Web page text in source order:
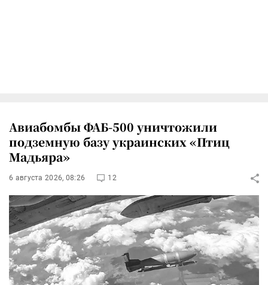
Авиабомбы ФАБ-500 уничтожили
подземную базу украинских «Птиц
Мадьяра»
6 августа 2026, 08:26 12